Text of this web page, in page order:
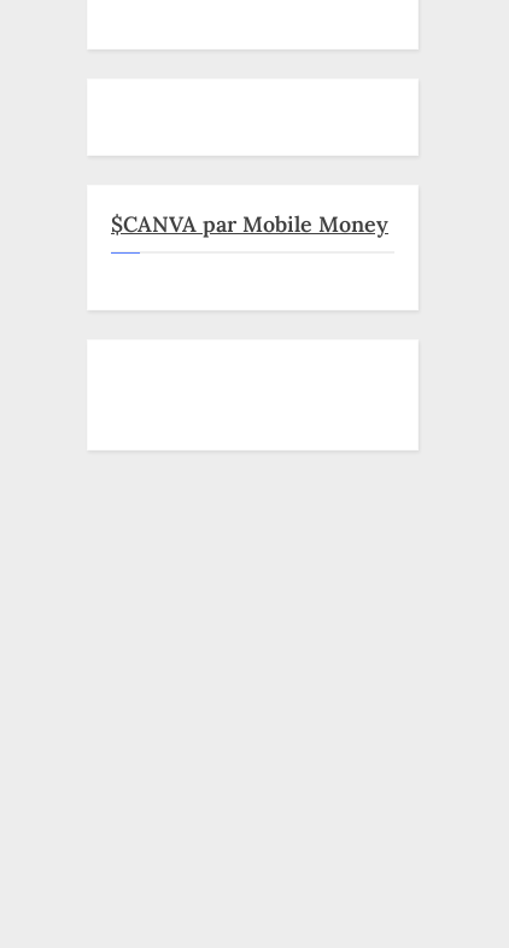
$CANVA par Mobile Money